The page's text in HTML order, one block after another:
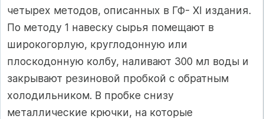
четырех методов, описанных в ГФ- ХI издания.
По методу 1 навеску сырья помещают в
широкогорлую, круглодонную или
плоскодонную колбу, наливают 300 мл воды и
закрывают резиновой пробкой с обратным
холодильником. В пробке снизу
металлические крючки, на которые